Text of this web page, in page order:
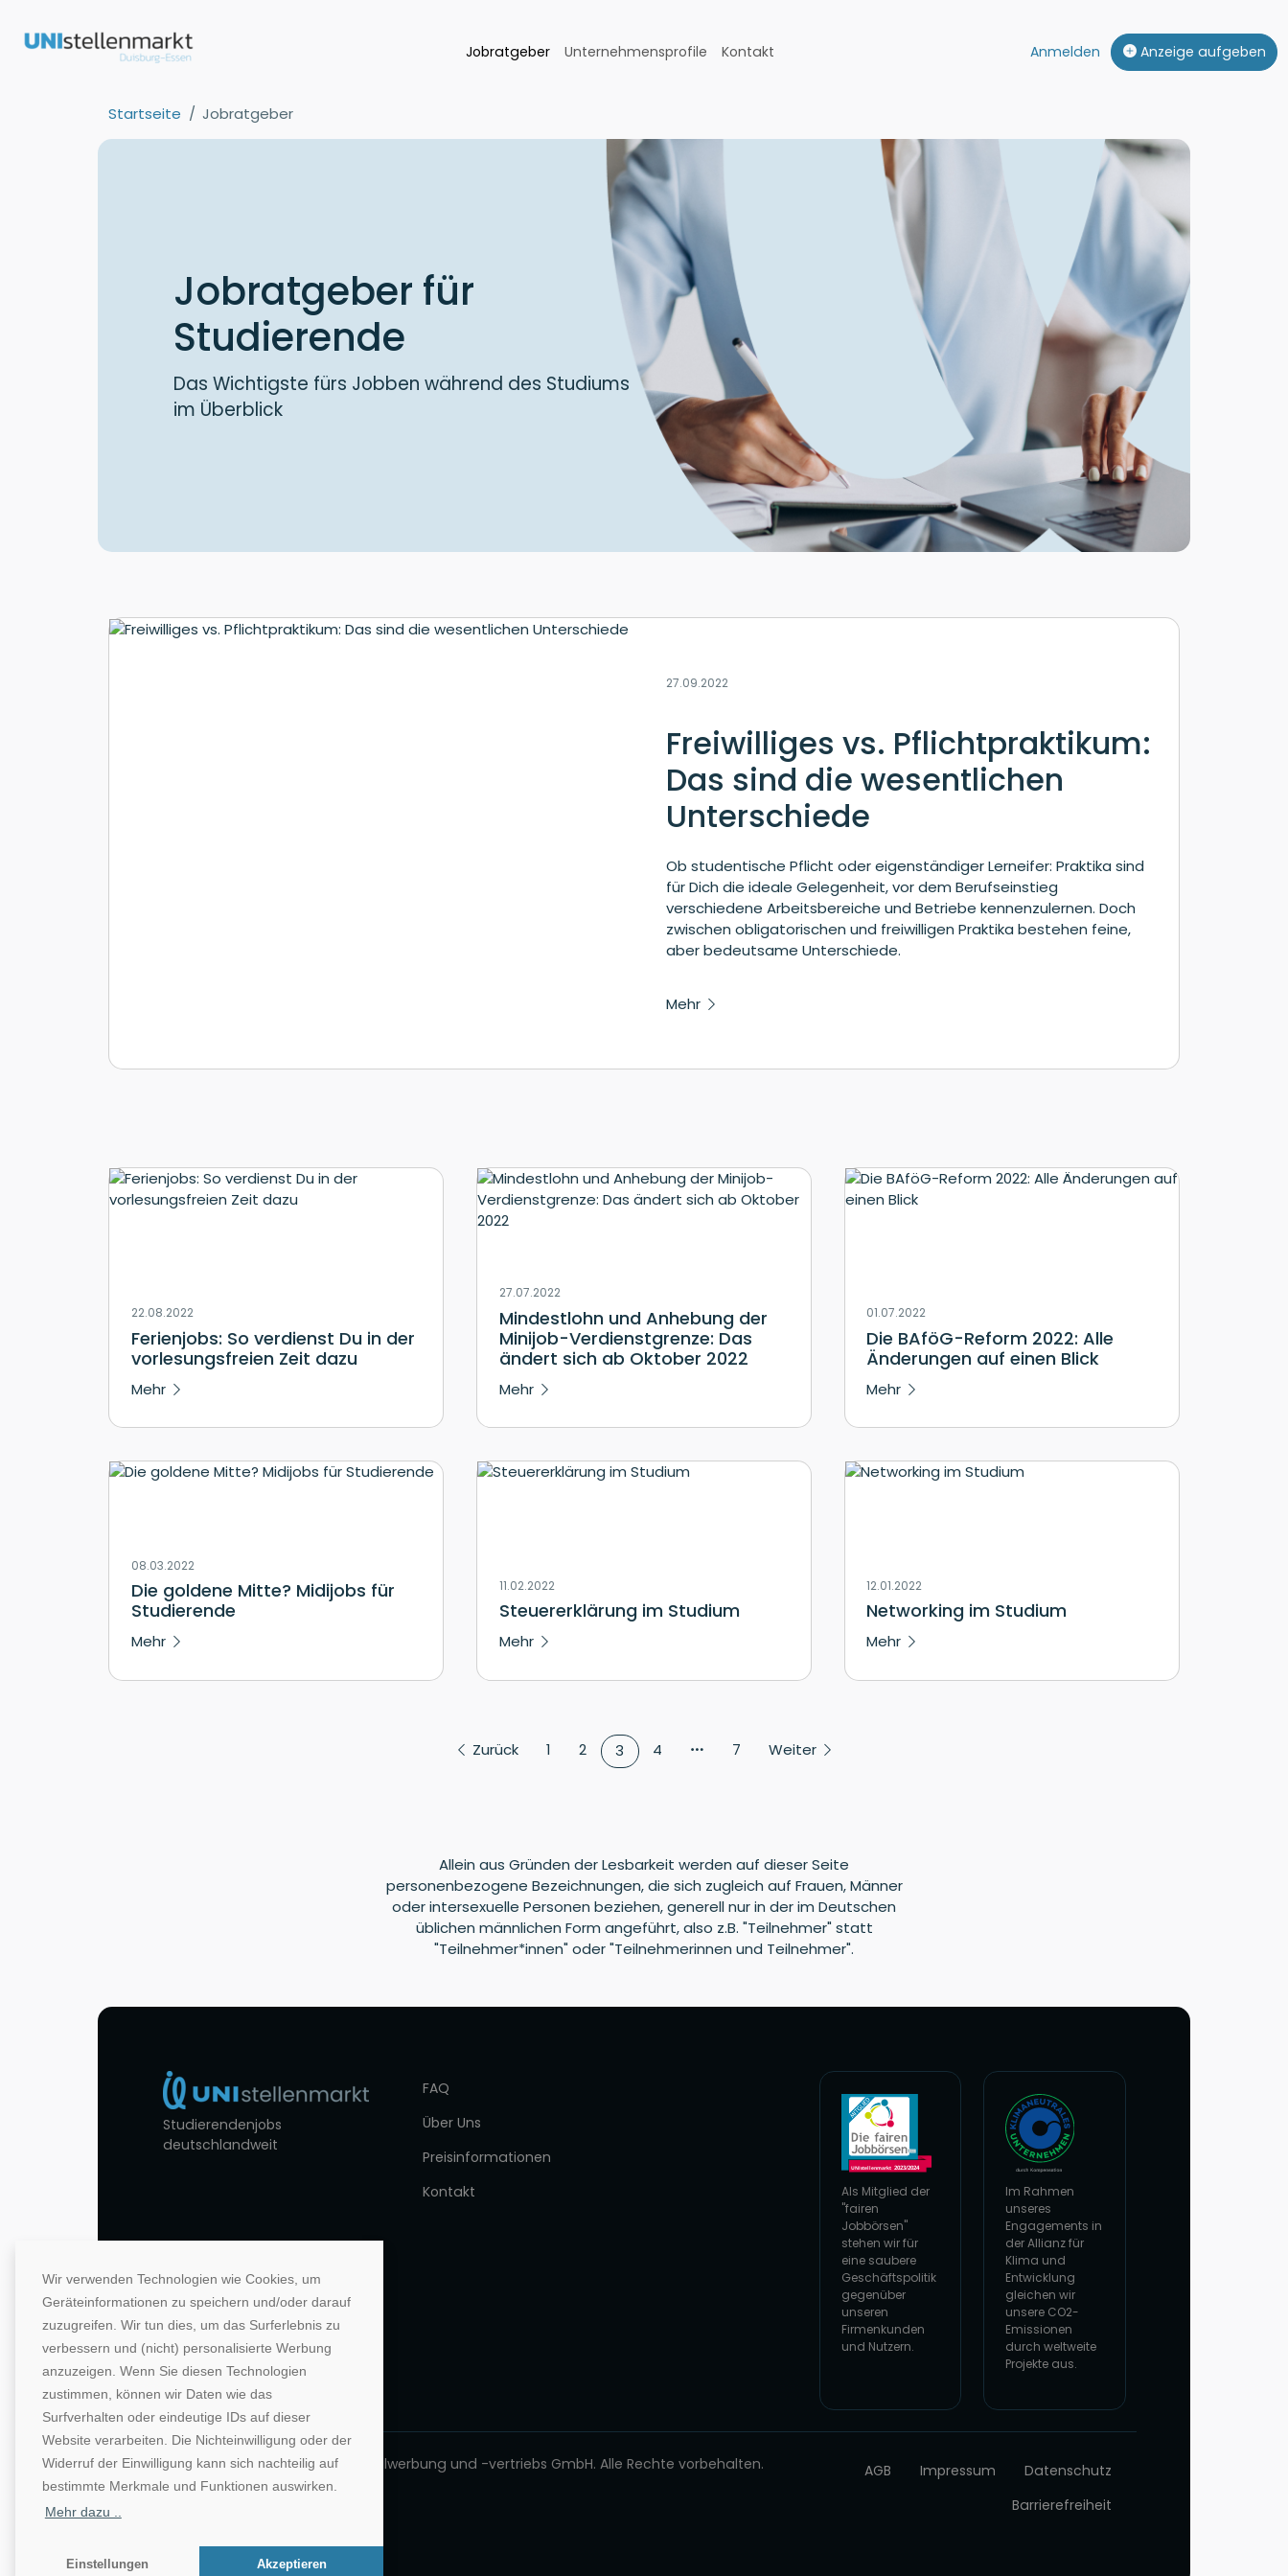
Wir verwenden Technologien wie Cookies, um
Geräteinformationen zu speichern und/oder darauf
zuzugreifen. Wir tun dies, um das Surferlebnis zu
verbessern und (nicht) personalisierte Werbung
anzuzeigen. Wenn Sie diesen Technologien
zustimmen, können wir Daten wie das
Surfverhalten oder eindeutige IDs auf dieser
Website verarbeiten. Die Nichteinwilligung oder der
Widerruf der Einwilligung kann sich nachteilig auf
bestimmte Merkmale und Funktionen auswirken.
Mehr dazu ..
Einstellungen Akzeptieren
Jobratgeber Unternehmensprofile Kontakt Anmelden Anzeige aufgeben
Startseite Jobratgeber
Jobratgeber für
Studierende
Das Wichtigste fürs Jobben während des Studiums
im Überblick
27.09.2022
Freiwilliges vs. Pflichtpraktikum:
Das sind die wesentlichen
Unterschiede
Ob studentische Pflicht oder eigenständiger Lerneifer: Praktika sind
für Dich die ideale Gelegenheit, vor dem Berufseinstieg
verschiedene Arbeitsbereiche und Betriebe kennenzulernen. Doch
zwischen obligatorischen und freiwilligen Praktika bestehen feine,
aber bedeutsame Unterschiede.
Mehr
22.08.2022
Ferienjobs: So verdienst Du in der
vorlesungsfreien Zeit dazu
Mehr
27.07.2022
Mindestlohn und Anhebung der
Minijob-Verdienstgrenze: Das
ändert sich ab Oktober 2022
Mehr
01.07.2022
Die BAföG-Reform 2022: Alle
Änderungen auf einen Blick
Mehr
08.03.2022
Die goldene Mitte? Midijobs für
Studierende
Mehr
11.02.2022
Steuererklärung im Studium
Mehr
12.01.2022
Networking im Studium
Mehr
Zurück 1 2 3 4 7 Weiter
Allein aus Gründen der Lesbarkeit werden auf dieser Seite
personenbezogene Bezeichnungen, die sich zugleich auf Frauen, Männer
oder intersexuelle Personen beziehen, generell nur in der im Deutschen
üblichen männlichen Form angeführt, also z.B. "Teilnehmer" statt
"Teilnehmer*innen" oder "Teilnehmerinnen und Teilnehmer".
Studierendenjobs
deutschlandweit
FAQ
Über Uns
Preisinformationen
Kontakt
Als Mitglied der
"fairen
Jobbörsen"
stehen wir für
eine saubere
Geschäftspolitik
gegenüber
unseren
Firmenkunden
und Nutzern.
Im Rahmen
unseres
Engagements in
der Allianz für
Klima und
Entwicklung
gleichen wir
unsere CO2-
Emissionen
durch weltweite
Projekte aus.
©1996-2026 Deutsche Hochschulwerbung und -vertriebs GmbH. Alle Rechte vorbehalten. AGB Impressum
Datenschutz
Barrierefreiheit